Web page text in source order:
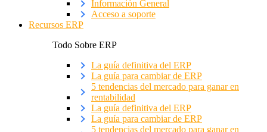
Información General
Acceso a soporte
Recursos ERP
Todo Sobre ERP
La guía definitiva del ERP
La guía para cambiar de ERP
5 tendencias del mercado para ganar en
rentabilidad
La guía definitiva del ERP
La guía para cambiar de ERP
5 tendencias del mercado para ganar en